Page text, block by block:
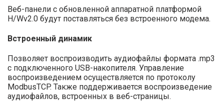
Веб-панели с обновленной аппаратной платформой
H/Wv2.0 будут поставляться без встроенного модема.
Встроенный динамик
Позволяет воспроизводить аудиофайлы формата .mp3
с подключенного USB-накопителя. Управление
воспроизведением осуществляется по протоколу
ModbusTCP. Также поддерживается воспроизведение
аудиофайлов, встроенных в веб-страницы.